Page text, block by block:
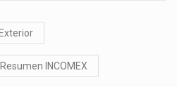
Resumen INCOMEX